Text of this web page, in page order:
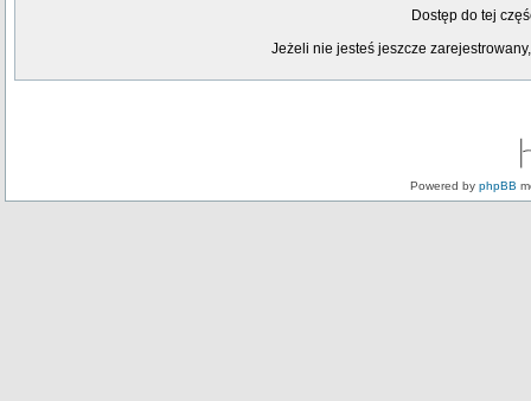
Dostęp do tej
Jeżeli nie jesteś jeszcze
Powered by phpBB